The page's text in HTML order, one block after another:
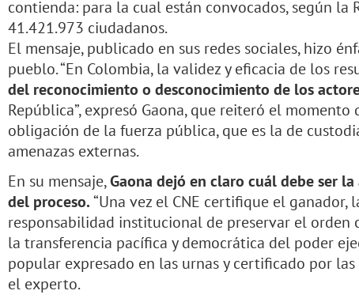
contienda: para la cual están convocados, según la
41.421.973 ciudadanos.
El mensaje, publicado en sus redes sociales, hizo
pueblo. “En Colombia, la validez y eficacia de los
del reconocimiento o desconocimiento de los
República”, expresó Gaona, que reiteró el momento
obligación de la fuerza pública, que es la de
amenazas externas.
En su mensaje,Gaona dejó en claro cuál debe ser
del proceso.“Una vez el CNE certifique el ganador,
responsabilidad institucional de preservar el
la transferencia pacífica y democrática del poder
popular expresado en las urnas y certificado por
el experto.